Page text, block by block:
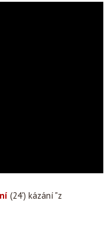
(24') kázání "z